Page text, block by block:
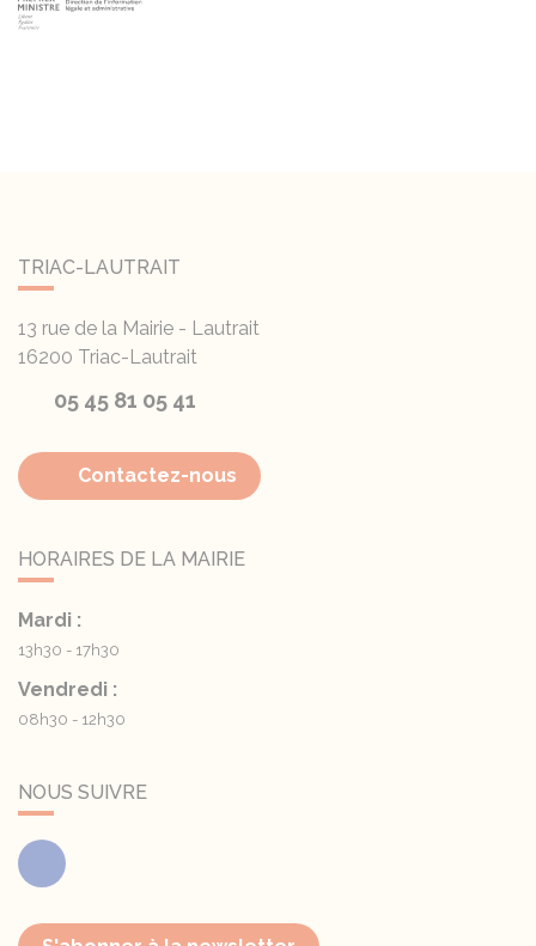
TRIAC-LAUTRAIT
13 rue de la Mairie - Lautrait
16200 Triac-Lautrait
05 45 81 05 41
Contactez-nous
HORAIRES DE LA MAIRIE
Mardi :
13h30 - 17h30
Vendredi :
08h30 - 12h30
NOUS SUIVRE
Facebook